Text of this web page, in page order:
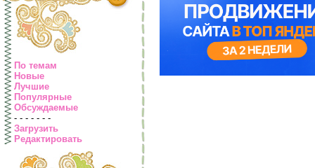
По темам
Новые
Лучшие
Популярные
Обсуждаемые
- - - - - - -
Загрузить
Редактировать